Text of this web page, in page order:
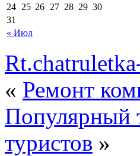
« Июл
24 25 26 27 28 29 30
31
« Ремонт
Популярный
туристов »